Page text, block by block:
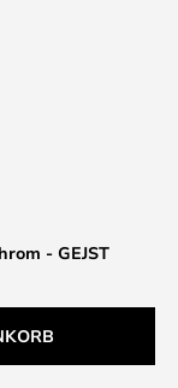
- GEJST